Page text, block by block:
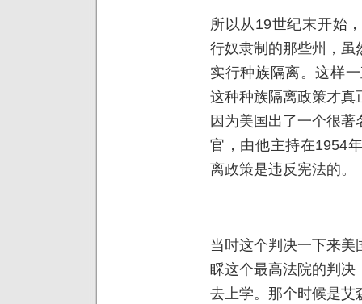
所以从19世纪末开始
行奴隶制的那些州，虽
实行种族隔离。这样
这种种族隔离政策才真
因为美国出了一个很
官，由他主持在1954
离政策是违反宪法的。
当时这个判决一下来
睬这个最高法院的判决
去上学。那个时候是艾